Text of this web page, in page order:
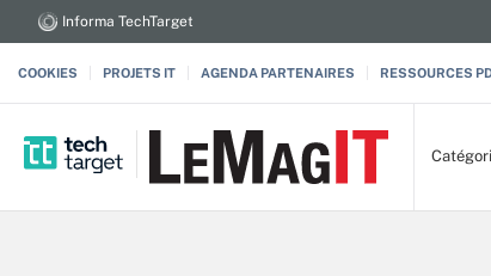
Informa TechTarget
COOKIES PROJETS IT AGENDA PARTENAIRES RESSOURCES